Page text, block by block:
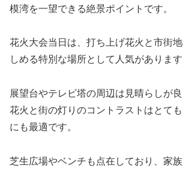
模湾を一望できる絶景ポイントです。
花火大会当日は、打ち上げ花火と市街
しめる特別な場所として人気があります
展望台やテレビ塔の周辺は見晴らしが
花火と街の灯りのコントラストはとて
にも最適です。
芝生広場やベンチも点在しており、家